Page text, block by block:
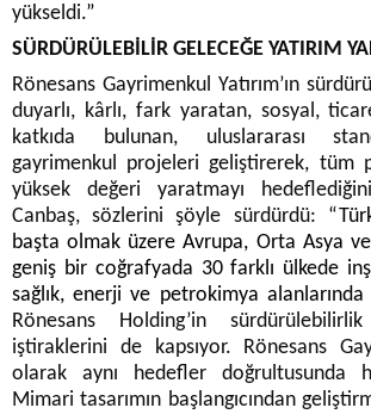
yükseldi.”
SÜRDÜRÜLEBİLİR GELECEĞE YATIRIM
Rönesans Gayrimenkul Yatırım’ın
duyarlı, kârlı, fark yaratan, sosyal,
katkıda bulunan, uluslararası
gayrimenkul projeleri geliştirerek, tüm
yüksek değeri yaratmayı
Canbaş, sözlerini şöyle sürdürdü: “
başta olmak üzere Avrupa, Orta Asya ve
geniş bir coğrafyada 30 farklı ülkede
sağlık, enerji ve petrokimya alanlarında
Rönesans Holding’in
iştiraklerini de kapsıyor. Rönesans
olarak aynı hedefler doğrultusunda
Mimari tasarımın başlangıcından